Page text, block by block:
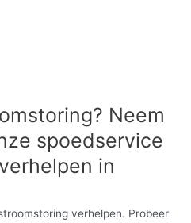
Neem
spoedservice
in
verhelpen. Probeer